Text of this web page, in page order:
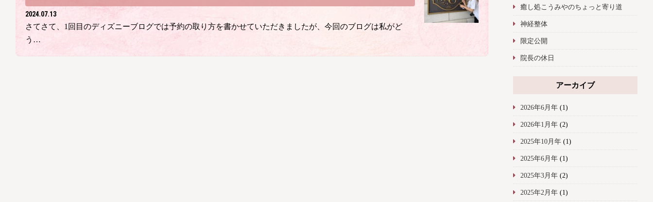
2024.07.13
さてさて、1回目のディズニーブログでは予約の取り方を書かせていただきましたが、今回のブログは私がど
う…
癒し処こうみやのちょっと寄り道
神経整体
限定公開
院長の休日
アーカイブ
2026年6月年(1)
2026年1月年(2)
2025年10月年(1)
2025年6月年(1)
2025年3月年(2)
2025年2月年(1)